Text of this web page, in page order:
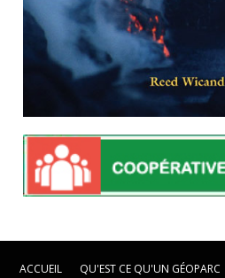
ACCUEIL QU'EST CE QU'UN GÉOPARC